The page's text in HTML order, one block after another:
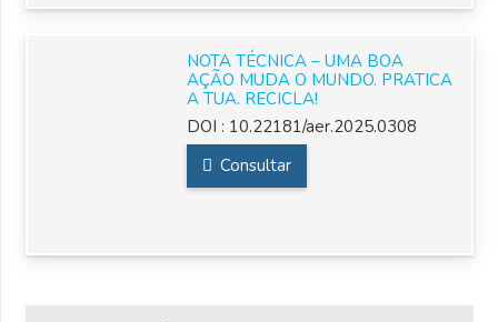
NOTA TÉCNICA – UMA BOA
AÇÃO MUDA O MUNDO. PRATICA
A TUA. RECICLA!
DOI : 10.22181/aer.2025.0308
Consultar